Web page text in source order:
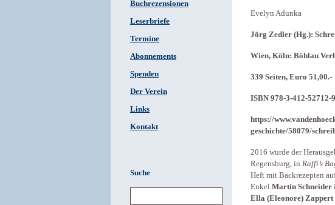
Buchrezensionen
Leserbriefe
Termine
Abonnements
Spenden
Der Verein
Links
Kontakt
Suche
Evelyn Adunka
Jörg Zedler (Hg.):
Wien, Köln: Böhlau
339 Seiten, Euro 51,00.-
ISBN 978-3-412-52712-9
https://
geschichte/58079/
2016 wurde der
Regensburg, in Raffi’s
Heft mit Backrezepten
Enkel Martin Schneider
Ella (Eleonore) Zappert